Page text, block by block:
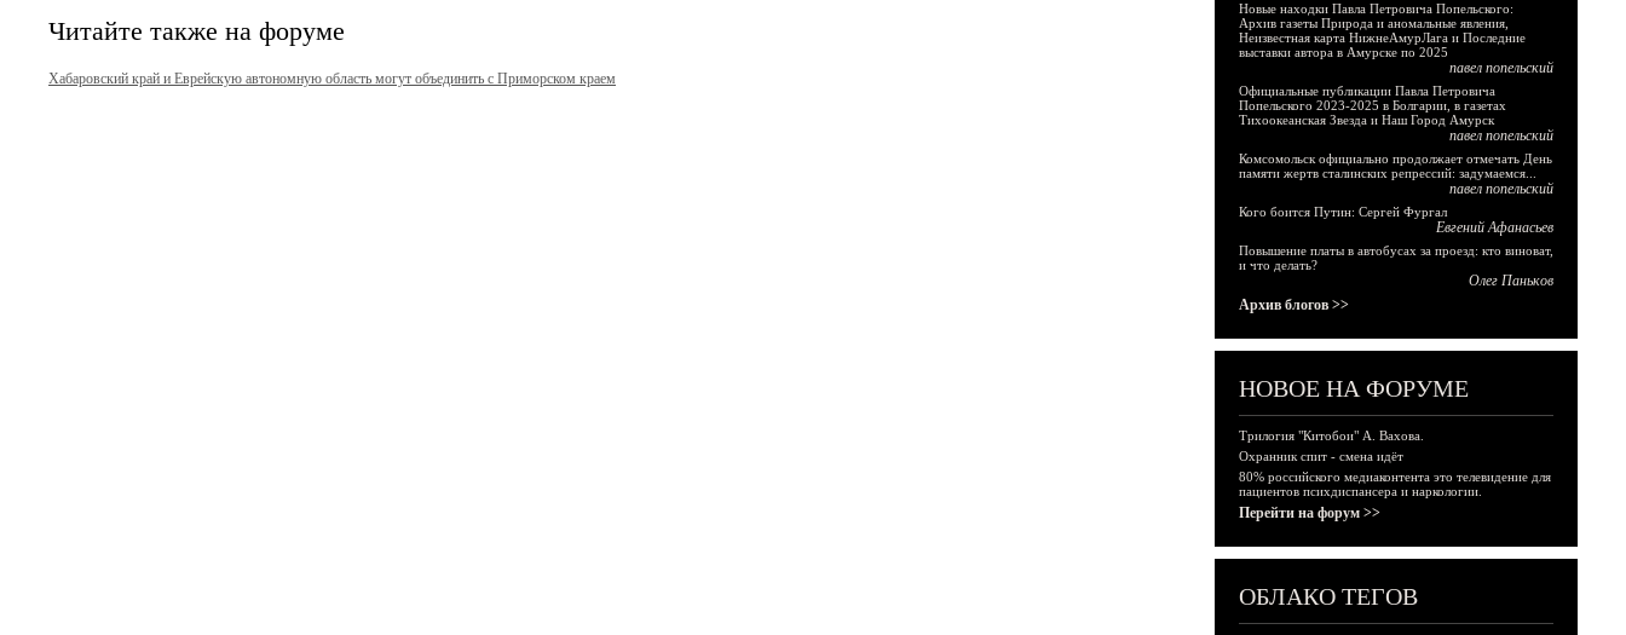
Читайте также на форуме
Хабаровский край и Еврейскую автономную область могут объединить с Приморском краем
Новые находки Павла Петровича Попельского:
Архив газеты Природа и аномальные явления,
Неизвестная карта НижнеАмурЛага и Последние
выставки автора в Амурске по 2025
павел попельский
Официальные публикации Павла Петровича
Попельского 2023-2025 в Болгарии, в газетах
Тихоокеанская Звезда и Наш Город Амурск
павел попельский
Комсомольск официально продолжает отмечать День
памяти жертв сталинских репрессий: задумаемся...
павел попельский
Кого боится Путин: Сергей Фургал
Евгений Афанасьев
Повышение платы в автобусах за проезд: кто виноват,
и что делать?
Олег Паньков
Архив блогов >>
НОВОЕ НА ФОРУМЕ
Трилогия "Китобои" А. Вахова.
Охранник спит - смена идёт
80% российского медиаконтента это телевидение для
пациентов психдиспансера и наркологии.
Перейти на форум >>
ОБЛАКО ТЕГОВ